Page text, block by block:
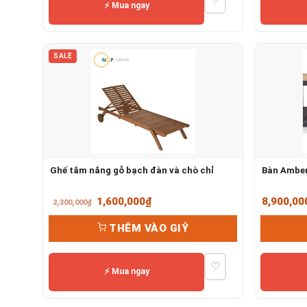
⚡ Mua ngay
SALE
Ghế tắm nắng gỗ bạch đàn và chò chỉ
2,300,000₫
Giá
gốc
là:
2,300,000₫.
1,600,000₫Giá
hiện
tại
là:
THÊM VÀO GIỶ
⚡ Mua ngay ♡
Bàn